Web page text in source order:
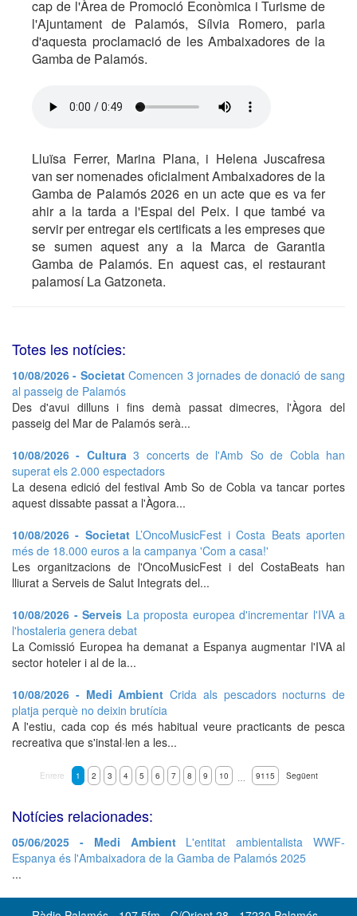
cap de l'Àrea de Promoció Econòmica i Turisme de
l'Ajuntament de Palamós, Sílvia Romero, parla
d'aquesta proclamació de les Ambaixadores de la
Gamba de Palamós.
Lluïsa Ferrer, Marina Plana, i Helena Juscafresa
van ser nomenades oficialment Ambaixadores de la
Gamba de Palamós 2026 en un acte que es va fer
ahir a la tarda a l'Espai del Peix. I que també va
servir per entregar els certificats a les empreses que
se sumen aquest any a la Marca de Garantia
Gamba de Palamós. En aquest cas, el restaurant
palamosí La Gatzoneta.
Totes les notícies:
10/08/2026 - SocietatComencen 3 jornades de donació de sang
al passeig de Palamós
Des d'avui dilluns i fins demà passat dimecres, l'Àgora del
passeig del Mar de Palamós serà...
10/08/2026 - Cultura3 concerts de l'Amb So de Cobla han
superat els 2.000 espectadors
La desena edició del festival Amb So de Cobla va tancar portes
aquest dissabte passat a l'Àgora...
10/08/2026 - Societat L’OncoMusicFest i Costa Beats aporten
més de 18.000 euros a la campanya 'Com a casa!'
Les organitzacions de l'OncoMusicFest i del CostaBeats han
lliurat a Serveis de Salut Integrats del...
10/08/2026 - Serveis La proposta europea d'incrementar l'IVA a
l'hostaleria genera debat
La Comissió Europea ha demanat a Espanya augmentar l'IVA al
sector hoteler i al de la...
10/08/2026 - Medi Ambient Crida als pescadors nocturns de
platja perquè no deixin brutícia
A l'estiu, cada cop és més habitual veure practicants de pesca
recreativa que s'instal·len a les...
Enrere 1 2 3 4 5 6 7 8 9 10 … 9115 Següent
Notícies relacionades:
05/06/2025 - Medi AmbientL'entitat ambientalista WWF-
Espanya és l'Ambaixadora de la Gamba de Palamós 2025
...